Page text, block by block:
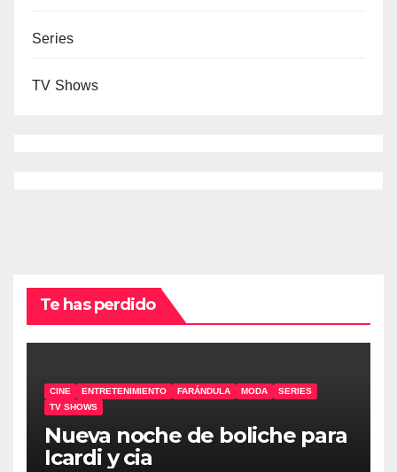
Series
TV Shows
Te has perdido
CINE ENTRETENIMIENTO FARÁNDULA MODA
SERIES
TV SHOWS
Nueva noche de boliche para
Icardi y cia